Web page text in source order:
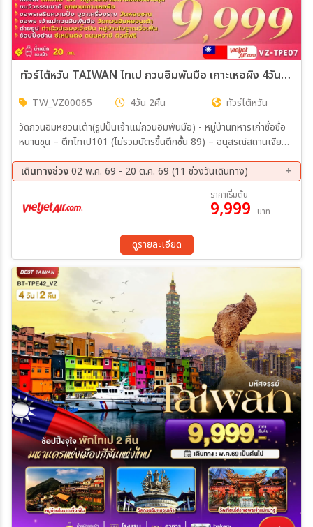
ทัวร์ไต้หวัน TAIWAN ไทเป กวนอิมพันมือ เกาะเหอผิง 4วัน 2คืน (VZ)
TW_VZ00065 4วัน 2คืน
ทัวร์ไต้หวัน
วัดกวนอิมหยวนเต้า(รูปปั้นเจ้าแม่กวนอิมพันมือ) - หมู่บ้านทหารเก่าซื่อซื่อ
หนานชุน – ตึกไทเป101 (ไม่รวมบัตรขึ้นตึกชั้น 89) – อนุสรณ์สถานเจียง
เฟิน - อุทยานเกาะเหอผิง(รวมค่าเข้าชม) - หมู่บ้านประมงเจิ้งปิน – ซีเหมิน
ติง - ร้านสร้อยสุขภาพ GERMANIUM – DUTY FREE - วัดหลงซาน –
ถนนหวาซี – MITSUI OUTLET
เดินทางช่วง02 พ.ค. 69 - 20 ต.ค. 69 (11 ช่วงวันเดินทาง)
20 ส.ค. 69 - 23 ส.ค. 69
29 ส.ค. 69 - 01 ก.ย. 69
04 ก.ย. 69 - 07 ก.ย. 69
18 ก.ย. 69 - 21 ก.ย. 69
02 ต.ค. 69 - 05 ต.ค. 69
15 ต.ค. 69 - 18 ต.ค. 69
17 ต.ค. 69 - 20 ต.ค. 69
ราคาเริ่มต้น
9,999 บาท
ดูรายละเอียด